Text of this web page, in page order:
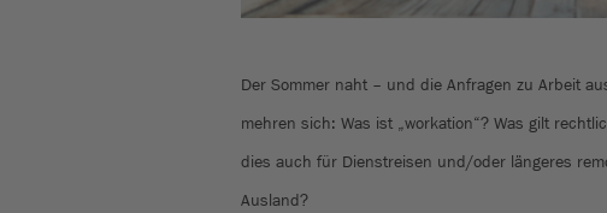
Der Sommer naht – und die Anfragen zu Arbeit
mehren sich: Was ist „workation“? Was gilt
dies auch für Dienstreisen und/oder längeres
Ausland?